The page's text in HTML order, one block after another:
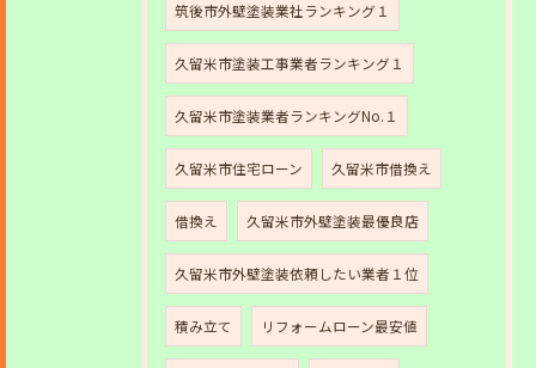
筑後市外壁塗装業社ランキング１
久留米市塗装工事業者ランキング１
久留米市塗装業者ランキングNo.１
久留米市住宅ローン 久留米市借換え
借換え 久留米市外壁塗装最優良店
久留米市外壁塗装依頼したい業者１位
積み立て リフォームローン最安値